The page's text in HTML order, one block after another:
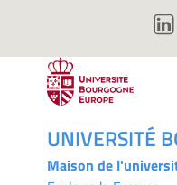
UNIVERSITÉ
Maison de